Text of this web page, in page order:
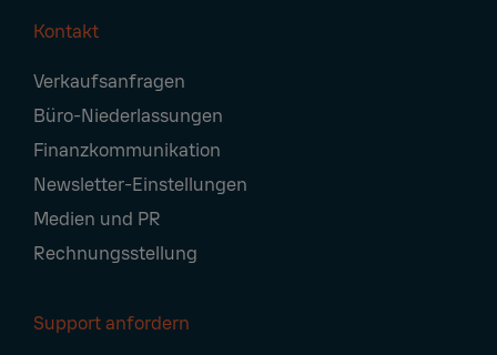
Navigation
Kontakt
Verkaufsanfragen
Büro-Niederlassungen
Finanzkommunikation
Newsletter-Einstellungen
Medien und PR
Rechnungsstellung
Support anfordern